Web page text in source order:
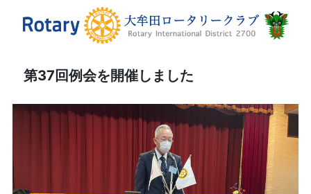
第37回例会を開催しました